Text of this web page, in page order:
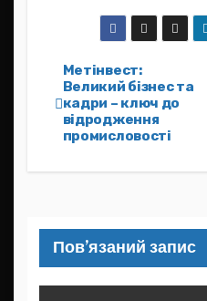
Навігація
записів
Метінвест:
Великий бізнес та
кадри – ключ до
відродження
промисловості
Пов’язаний запис